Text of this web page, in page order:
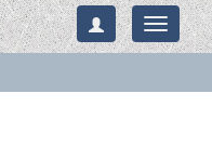
Toggle